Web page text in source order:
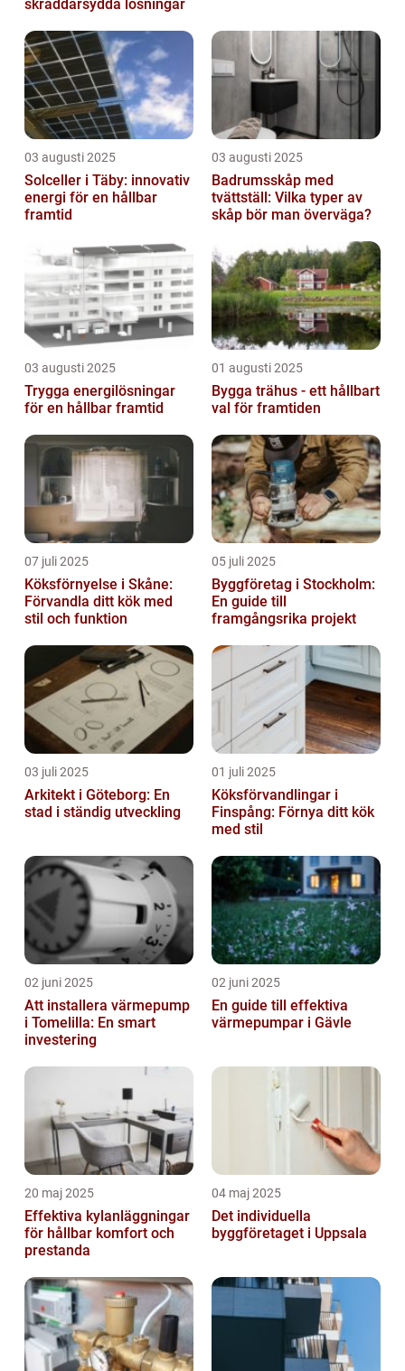
skräddarsydda lösningar
03 augusti 2025
Solceller i Täby: innovativ
energi för en hållbar
framtid
03 augusti 2025
Badrumsskåp med
tvättställ: Vilka typer av
skåp bör man överväga?
03 augusti 2025
Trygga energilösningar
för en hållbar framtid
01 augusti 2025
Bygga trähus - ett hållbart
val för framtiden
07 juli 2025
Köksförnyelse i Skåne:
Förvandla ditt kök med
stil och funktion
05 juli 2025
Byggföretag i Stockholm:
En guide till
framgångsrika projekt
03 juli 2025
Arkitekt i Göteborg: En
stad i ständig utveckling
01 juli 2025
Köksförvandlingar i
Finspång: Förnya ditt kök
med stil
02 juni 2025
Att installera värmepump
i Tomelilla: En smart
investering
02 juni 2025
En guide till effektiva
värmepumpar i Gävle
20 maj 2025
Effektiva kylanläggningar
för hållbar komfort och
prestanda
04 maj 2025
Det individuella
byggföretaget i Uppsala